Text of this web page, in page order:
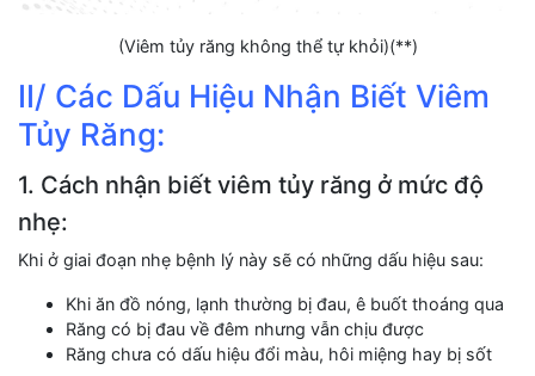
(Viêm tủy răng không thể tự khỏi)(**)
II/ Các Dấu Hiệu Nhận Biết Viêm
Tủy Răng:
1. Cách nhận biết viêm tủy răng ở mức độ
nhẹ:
Khi ở giai đoạn nhẹ bệnh lý này sẽ có những dấu hiệu sau:
Khi ăn đồ nóng, lạnh thường bị đau, ê buốt thoáng qua
Răng có bị đau về đêm nhưng vẫn chịu được
Răng chưa có dấu hiệu đổi màu, hôi miệng hay bị sốt